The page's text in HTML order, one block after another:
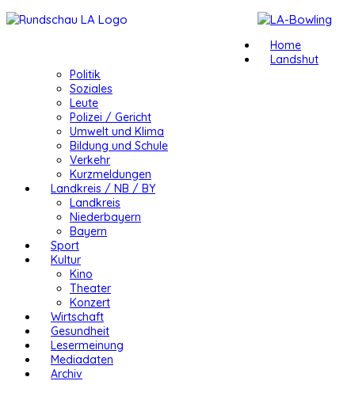
Home
Landshut
Politik
Soziales
Leute
Polizei / Gericht
Umwelt und Klima
Bildung und Schule
Verkehr
Kurzmeldungen
Landkreis / NB / BY
Landkreis
Niederbayern
Bayern
Sport
Kultur
Kino
Theater
Konzert
Wirtschaft
Gesundheit
Lesermeinung
Mediadaten
Archiv